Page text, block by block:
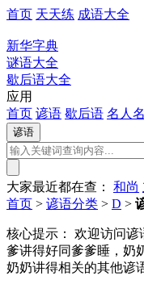
首页 天天练 成语大全
新华字典
谜语大全
歇后语大全
应用
首页 谚语 歇后语 名人
大家最近都在查： 和尚
首页 > 谚语分类 > D >
核心提示：
欢迎访问谚
爹讲得好同爹爹睡，奶
奶奶讲得相关的其他谚